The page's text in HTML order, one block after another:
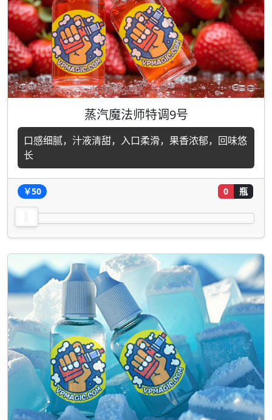
蒸汽魔法师特调9号
口感细腻，汁液清甜，入口柔滑，果香浓郁，回味悠
长
￥50 0 瓶